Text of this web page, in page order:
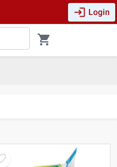
login Login
shopping_cart